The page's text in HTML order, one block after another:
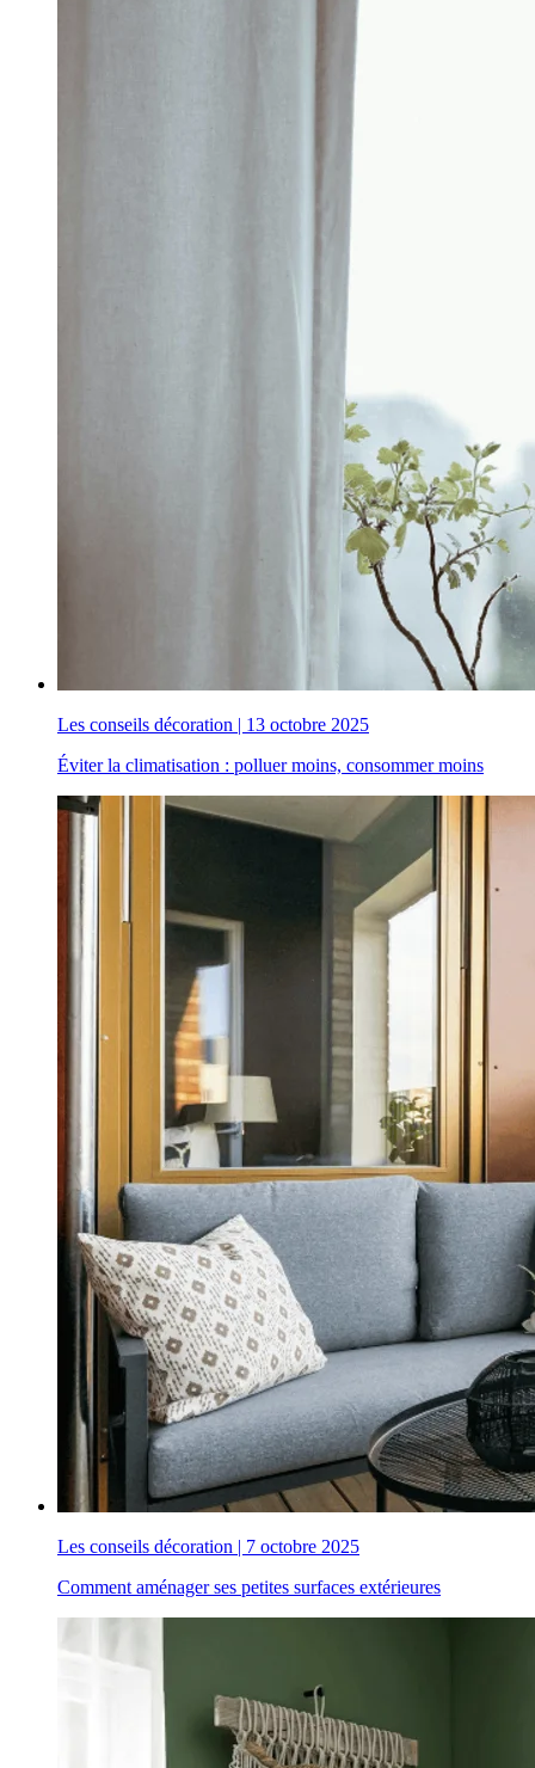
Les conseils décoration | 13 octobre 2025
Éviter la climatisation : polluer moins, consommer moins
Les conseils décoration | 7 octobre 2025
Comment aménager ses petites surfaces extérieures